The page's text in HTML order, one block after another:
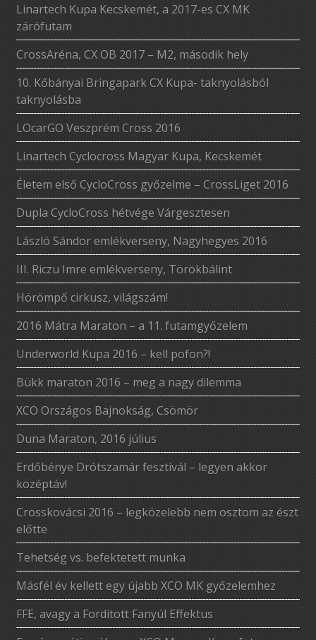
Linartech Kupa Kecskemét, a 2017-es CX MK
zárófutam
CrossAréna, CX OB 2017 – M2, második hely
10. Kőbányai Bringapark CX Kupa- taknyolásból
taknyolásba
LOcarGO Veszprém Cross 2016
Linartech Cyclocross Magyar Kupa, Kecskemét
Életem első CycloCross győzelme – CrossLiget 2016
Dupla CycloCross hétvége Várgesztesen
László Sándor emlékverseny, Nagyhegyes 2016
III. Riczu Imre emlékverseny, Törökbálint
Hörömpő cirkusz, világszám!
2016 Mátra Maraton – a 11. futamgyőzelem
Underworld Kupa 2016 – kell pofon?!
Bükk maraton 2016 – meg a nagy dilemma
XCO Országos Bajnokság, Csömör
Duna Maraton, 2016 július
Erdőbénye Drótszamár fesztivál – legyen akkor
középtáv!
Crosskovácsi 2016 – legközelebb nem osztom az észt
előtte
Tehetség vs. befektetett munka
Másfél év kellett egy újabb XCO MK győzelemhez
FFE, avagy a Fordított Fanyúl Effektus